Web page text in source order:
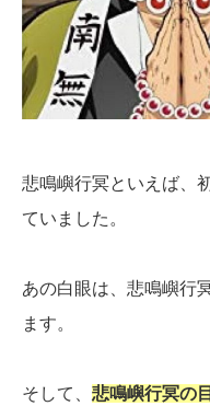
悲鳴嶼行冥といえば、
ていました。
あの白眼は、悲鳴嶼行
ます。
そして、 悲鳴嶼行冥の